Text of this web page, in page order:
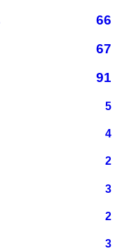
66
67
91
5
4
2
3
2
3